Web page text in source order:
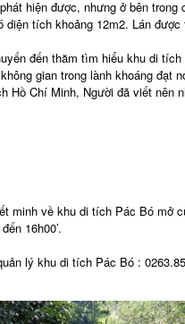
hiện được, nhưng ở bên
diện tích khoảng 12m2. Lán
đến thăm tìm hiểu khu di
gian trong lành khoáng đạt
Hồ Chí Minh, Người đã viết nên
minh về khu di tích Pác Bó mở
16h00’.
lý khu di tích Pác Bó :